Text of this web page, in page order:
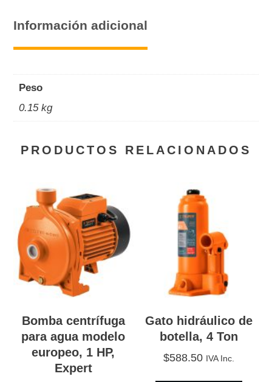
aluminio
cantidad
Información adicional
Peso
0.15 kg
PRODUCTOS RELACIONADOS
Bomba centrífuga
para agua modelo
europeo, 1 HP,
Expert
Gato hidráulico de
botella, 4 Ton
$588.50 IVA Inc.